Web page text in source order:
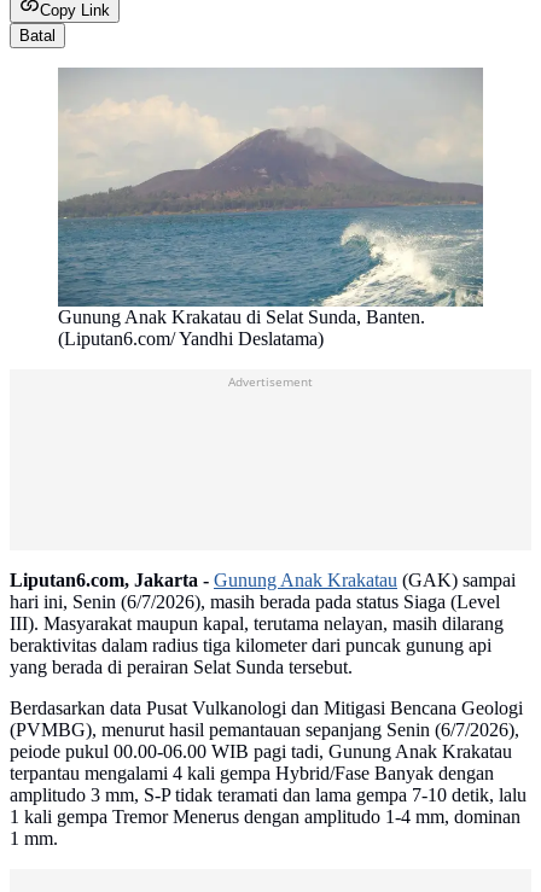
Copy Link
Batal
Gunung Anak Krakatau di Selat Sunda, Banten.
(Liputan6.com/ Yandhi Deslatama)
Advertisement
Liputan6.com, Jakarta - Gunung Anak Krakatau (GAK) sampai
hari ini, Senin (6/7/2026), masih berada pada status Siaga (Level
III). Masyarakat maupun kapal, terutama nelayan, masih dilarang
beraktivitas dalam radius tiga kilometer dari puncak gunung api
yang berada di perairan Selat Sunda tersebut.
Berdasarkan data Pusat Vulkanologi dan Mitigasi Bencana Geologi
(PVMBG), menurut hasil pemantauan sepanjang Senin (6/7/2026),
peiode pukul 00.00-06.00 WIB pagi tadi, Gunung Anak Krakatau
terpantau mengalami 4 kali gempa Hybrid/Fase Banyak dengan
amplitudo 3 mm, S-P tidak teramati dan lama gempa 7-10 detik, lalu
1 kali gempa Tremor Menerus dengan amplitudo 1-4 mm, dominan
1 mm.